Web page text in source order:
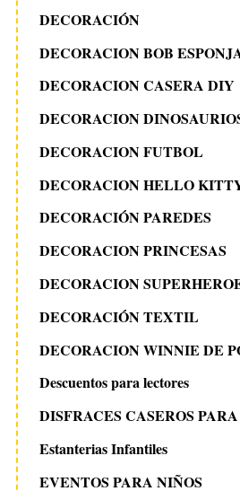
DECORACIÓN
DECORACION BOB
DECORACION CASERA DIY
DECORACION
DECORACION FUTBOL
DECORACION HELLO
DECORACIÓN PAREDES
DECORACION PRINCESAS
DECORACION
DECORACIÓN TEXTIL
DECORACION WINNIE DE
Descuentos para lectores
DISFRACES CASEROS
Estanterias Infantiles
EVENTOS PARA NIÑOS